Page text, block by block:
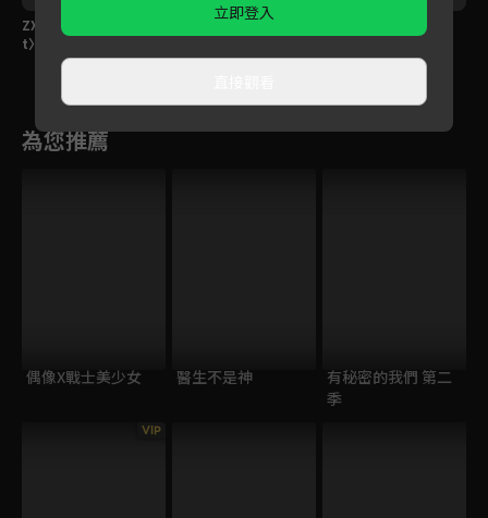
ZX芷軒〈Day&Nigh
t〉
BIDO曾愷妤〈SUGAR
為您推薦
偶像X戰士美少女 醫生不是神
有秘密的我們 第二
季
VIP
立即登入